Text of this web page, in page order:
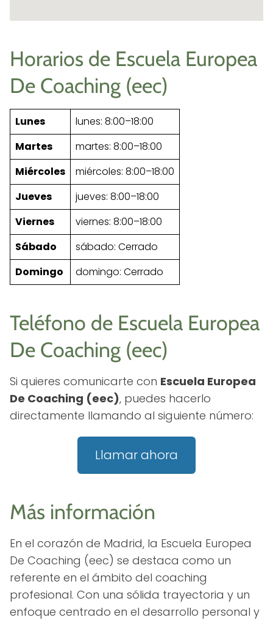
Horarios de Escuela Europea
De Coaching (eec)
Lunes
lunes: 8:00–18:00
Martes
martes: 8:00–18:00
Miércoles
miércoles: 8:00–18:00
Jueves
jueves: 8:00–18:00
Viernes
viernes: 8:00–18:00
Sábado
sábado: Cerrado
Domingo
domingo: Cerrado
Teléfono de Escuela Europea
De Coaching (eec)
Si quieres comunicarte con Escuela Europea
De Coaching (eec), puedes hacerlo
directamente llamando al siguiente número:
Llamar ahora
Más información
En el corazón de Madrid, la Escuela Europea
De Coaching (eec) se destaca como un
referente en el ámbito del coaching
profesional. Con una sólida trayectoria y un
enfoque centrado en el desarrollo personal y